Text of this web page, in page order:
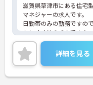
滋賀県草津市にある住宅
マネジャーの求人です。
日勤帯のみの勤務ですの
もおすすめの求人です！
賞与は計3.0ヶ月分の支
いモチベーションを保ち
ご興味ある方には、面接
詳細をお話しいたします
い！
詳細を見る